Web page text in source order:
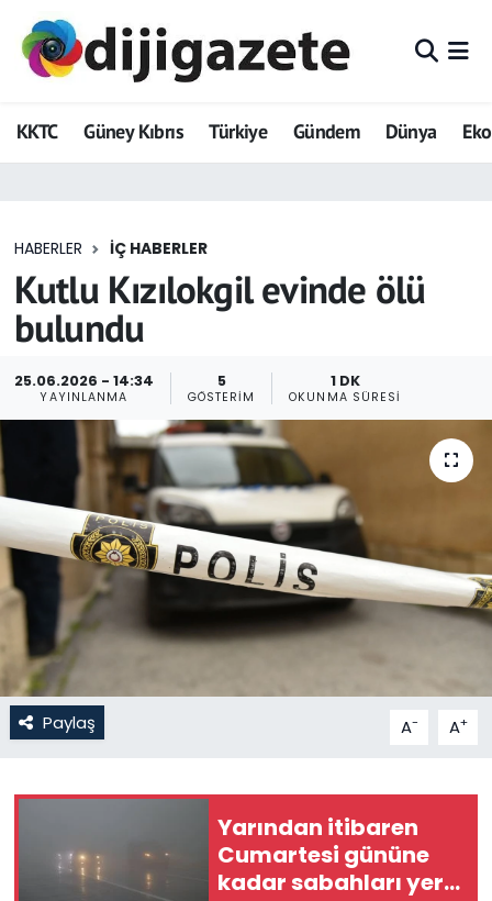
KKTC Güney Kıbrıs Türkiye Gündem Dünya
HABERLER İÇ HABERLER
Kutlu Kızılokgil evinde ölü
bulundu
25.06.2026 - 14:34
YAYINLANMA
5
GÖSTERIM
1 DK
OKUNMA SÜRESI
Paylaş A- A+
Yarından itibaren
Cumartesi gününe
kadar sabahları yer
ADVERTORIAL
Dijigazete
Eğitim
Ekonomi
GEZİ
Güncel
Gündem
KKTC
KKTC YEREL SEÇİM 2018
Kültür Sanat
Nöbetçi Eczaneler
Hava Durumu
Trafik Durumu
Tüm Manşetler
Son Dakika Haberleri